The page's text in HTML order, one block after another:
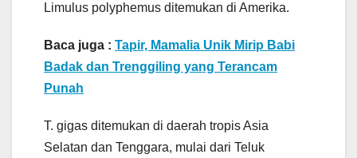
Limulus polyphemus ditemukan di Amerika.
Baca juga : Tapir, Mamalia Unik Mirip Babi
Badak dan Trenggiling yang Terancam
Punah
T. gigas ditemukan di daerah tropis Asia
Selatan dan Tenggara, mulai dari Teluk